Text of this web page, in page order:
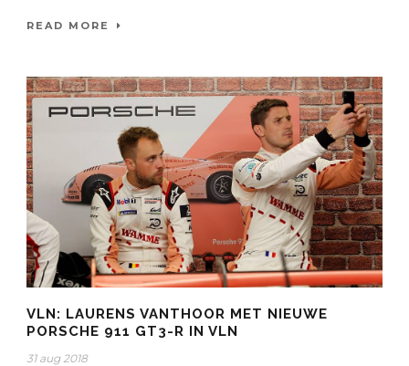
READ MORE
VLN: LAURENS VANTHOOR MET NIEUWE
PORSCHE 911 GT3-R IN VLN
31 aug 2018